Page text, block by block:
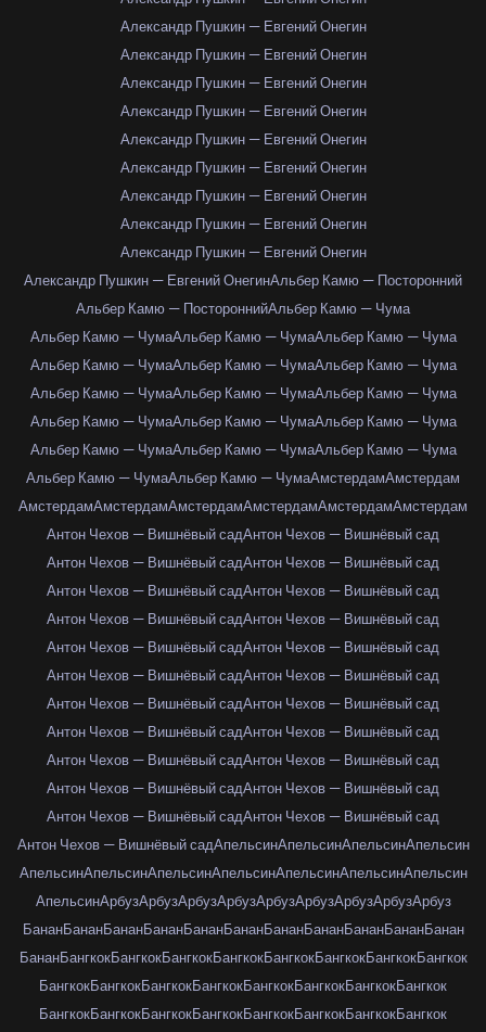
Александр Пушкин — Евгений Онегин
Александр Пушкин — Евгений Онегин
Александр Пушкин — Евгений Онегин
Александр Пушкин — Евгений Онегин
Александр Пушкин — Евгений Онегин
Александр Пушкин — Евгений Онегин
Александр Пушкин — Евгений Онегин
Александр Пушкин — Евгений Онегин
Александр Пушкин — Евгений Онегин
Александр Пушкин — Евгений ОнегинАльбер Камю — Посторонний
Альбер Камю — ПостороннийАльбер Камю — Чума
Альбер Камю — ЧумаАльбер Камю — ЧумаАльбер Камю — Чума
Альбер Камю — ЧумаАльбер Камю — ЧумаАльбер Камю — Чума
Альбер Камю — ЧумаАльбер Камю — ЧумаАльбер Камю — Чума
Альбер Камю — ЧумаАльбер Камю — ЧумаАльбер Камю — Чума
Альбер Камю — ЧумаАльбер Камю — ЧумаАльбер Камю — Чума
Альбер Камю — ЧумаАльбер Камю — ЧумаАмстердамАмстердам
АмстердамАмстердамАмстердамАмстердамАмстердамАмстердам
Антон Чехов — Вишнёвый садАнтон Чехов — Вишнёвый сад
Антон Чехов — Вишнёвый садАнтон Чехов — Вишнёвый сад
Антон Чехов — Вишнёвый садАнтон Чехов — Вишнёвый сад
Антон Чехов — Вишнёвый садАнтон Чехов — Вишнёвый сад
Антон Чехов — Вишнёвый садАнтон Чехов — Вишнёвый сад
Антон Чехов — Вишнёвый садАнтон Чехов — Вишнёвый сад
Антон Чехов — Вишнёвый садАнтон Чехов — Вишнёвый сад
Антон Чехов — Вишнёвый садАнтон Чехов — Вишнёвый сад
Антон Чехов — Вишнёвый садАнтон Чехов — Вишнёвый сад
Антон Чехов — Вишнёвый садАнтон Чехов — Вишнёвый сад
Антон Чехов — Вишнёвый садАнтон Чехов — Вишнёвый сад
Антон Чехов — Вишнёвый садАпельсинАпельсинАпельсинАпельсин
АпельсинАпельсинАпельсинАпельсинАпельсинАпельсинАпельсин
АпельсинАрбузАрбузАрбузАрбузАрбузАрбузАрбузАрбузАрбуз
БананБананБананБананБананБананБананБананБананБананБанан
БананБангкокБангкокБангкокБангкокБангкокБангкокБангкокБангкок
БангкокБангкокБангкокБангкокБангкокБангкокБангкокБангкок
БангкокБангкокБангкокБангкокБангкокБангкокБангкокБангкок